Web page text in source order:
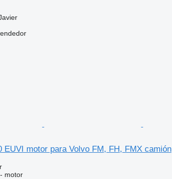
EUVI motor para Volvo FM, FH, FMX camión
motor